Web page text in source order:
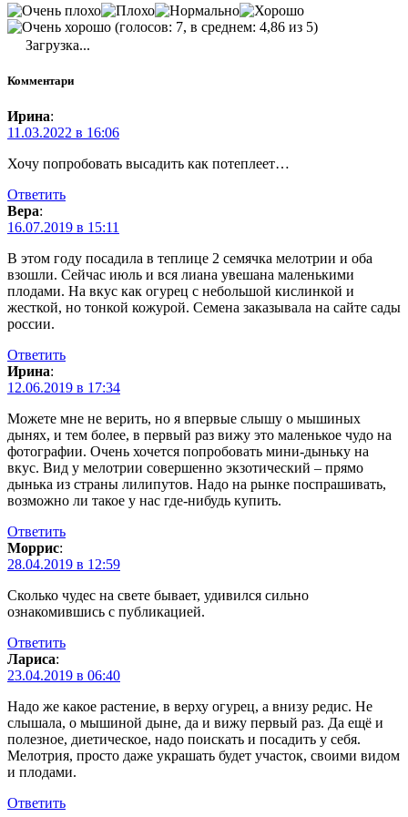
(голосов: 7, в среднем: 4,86 из 5)
Загрузка...
Комментари
Ирина:
11.03.2022 в 16:06
Хочу попробовать высадить как потеплеет…
Ответить
Вера:
16.07.2019 в 15:11
В этом году посадила в теплице 2 семячка мелотрии и оба
взошли. Сейчас июль и вся лиана увешана маленькими
плодами. На вкус как огурец с небольшой кислинкой и
жесткой, но тонкой кожурой. Семена заказывала на сайте сады
россии.
Ответить
Ирина:
12.06.2019 в 17:34
Можете мне не верить, но я впервые слышу о мышиных
дынях, и тем более, в первый раз вижу это маленькое чудо на
фотографии. Очень хочется попробовать мини-дыньку на
вкус. Вид у мелотрии совершенно экзотический – прямо
дынька из страны лилипутов. Надо на рынке поспрашивать,
возможно ли такое у нас где-нибудь купить.
Ответить
Моррис:
28.04.2019 в 12:59
Сколько чудес на свете бывает, удивился сильно
ознакомившись с публикацией.
Ответить
Лариса:
23.04.2019 в 06:40
Надо же какое растение, в верху огурец, а внизу редис. Не
слышала, о мышиной дыне, да и вижу первый раз. Да ещё и
полезное, диетическое, надо поискать и посадить у себя.
Мелотрия, просто даже украшать будет участок, своими видом
и плодами.
Ответить